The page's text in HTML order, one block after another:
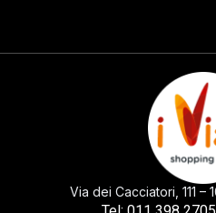
Via dei Cacciatori, 111 –